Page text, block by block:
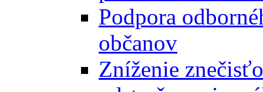
Podpora
občanov
Zníženie